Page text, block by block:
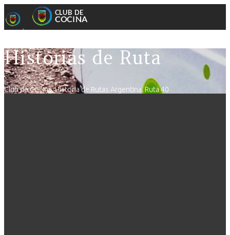
Historias de Ruta
Club de Cocina. Historia de Rutas Argentina. Ruta 40